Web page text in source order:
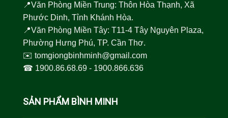
📍Văn Phòng Miền Trung: Thôn Hòa Thạnh, Xã
Phước Dinh, Tỉnh Khánh Hòa.
📍Văn Phòng Miền Tây: T11-4 Tây Nguyên Plaza,
Phường Hưng Phú, TP. Cần Thơ.
✉️ tomgiongbinhminh@gmail.com
☎︎ 1900.86.68.69- 1900.866.636
SẢN PHẨM BÌNH MINH